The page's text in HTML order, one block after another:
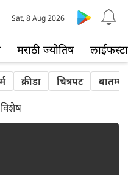
मराठी ज्योतिष
Sat, 8 Aug 2026
क्रीडा चित्रपट बातम्या